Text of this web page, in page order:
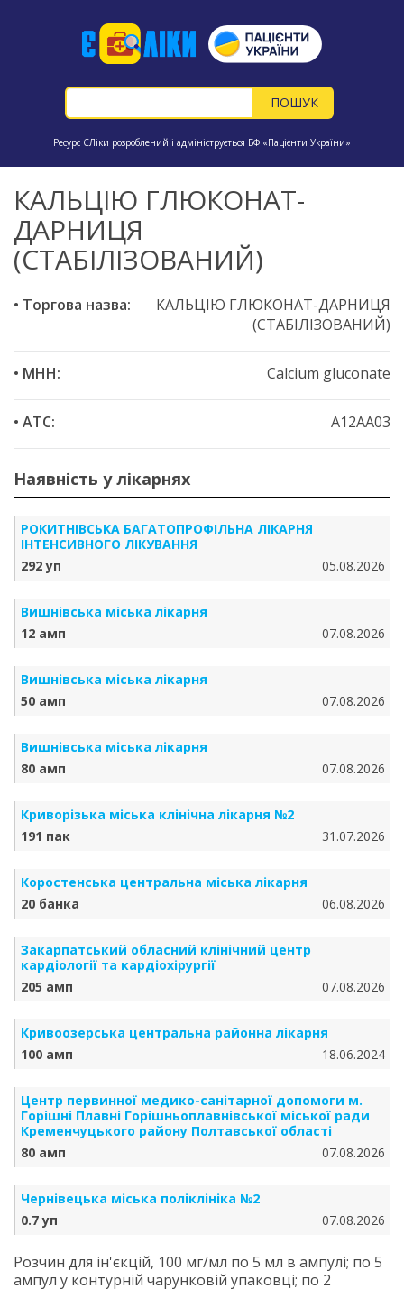
Ресурс ЄЛіки розроблений і адмініструється БФ «Пацієнти України»
КАЛЬЦІЮ ГЛЮКОНАТ-
ДАРНИЦЯ
(СТАБІЛІЗОВАНИЙ)
• Торгова назва:
КАЛЬЦІЮ ГЛЮКОНАТ-ДАРНИЦЯ
(СТАБІЛІЗОВАНИЙ)
• МНН: Calcium gluconate
• ATC: A12AA03
Наявність у лікарнях
РОКИТНІВСЬКА БАГАТОПРОФІЛЬНА ЛІКАРНЯ
ІНТЕНСИВНОГО ЛІКУВАННЯ
292 уп
05.08.2026
Вишнівська міська лікарня
12 амп
07.08.2026
Вишнівська міська лікарня
50 амп
07.08.2026
Вишнівська міська лікарня
80 амп
07.08.2026
Криворізька міська клінічна лікарня №2
191 пак
31.07.2026
Коростенська центральна міська лікарня
20 банка
06.08.2026
Закарпатський обласний клінічний центр
кардіології та кардіохірургії
205 амп
07.08.2026
Кривоозерська центральна районна лікарня
100 амп
18.06.2024
Центр первинної медико-санітарної допомоги м.
Горішні Плавні Горішньоплавнівської міської ради
Кременчуцького району Полтавської області
80 амп
07.08.2026
Чернівецька міська поліклініка №2
0.7 уп
07.08.2026
Розчин для ін'єкцій, 100 мг/мл по 5 мл в ампулі; по 5
ампул у контурній чарунковій упаковці; по 2